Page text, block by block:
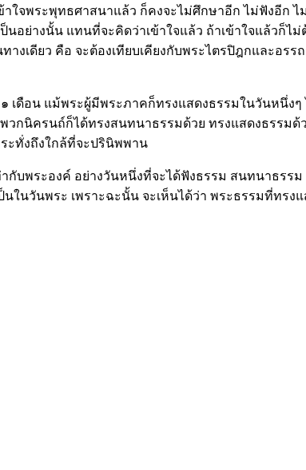
ใจพระพุทธศาสนาแล้ว ก็คงจะไม่ศึกษาอีก ไม่ฟังอีก ไ
นอย่างนั้น แทนที่จะคิดว่าเข้าใจแล้ว ถ้าเข้าใจแล้วก็
เดียว คือ จะต้องเทียบเคียงกับพระไตรปิฎกและอรร
ดือน แม้พระผู้มีพระภาคก็ทรงแสดงธรรมในวันหนึ่ง
นิครนถ์ก็ได้ทรงสนทนาธรรมด้วย ทรงแสดงธรรมด้
ะทั่งถึงใกล้ที่จะปรินิพพาน
บพระองค์ อย่างวันหนึ่งที่จะได้ฟังธรรม สนทนาธรร
ในวันพระ เพราะฉะนั้น จะเห็นได้ว่า พระธรรมที่ทร